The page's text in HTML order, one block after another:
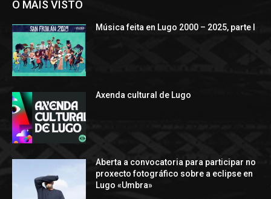
O MÁIS VISTO
Música feita en Lugo 2000 – 2025, parte I
Axenda cultural de Lugo
Aberta a convocatoria para participar no
proxecto fotográfico sobre a eclipse en
Lugo «Umbra»